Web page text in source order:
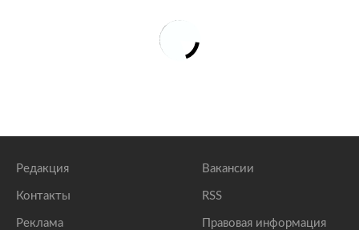
Редакция
Контакты
Реклама
Вакансии
RSS
Правовая информация